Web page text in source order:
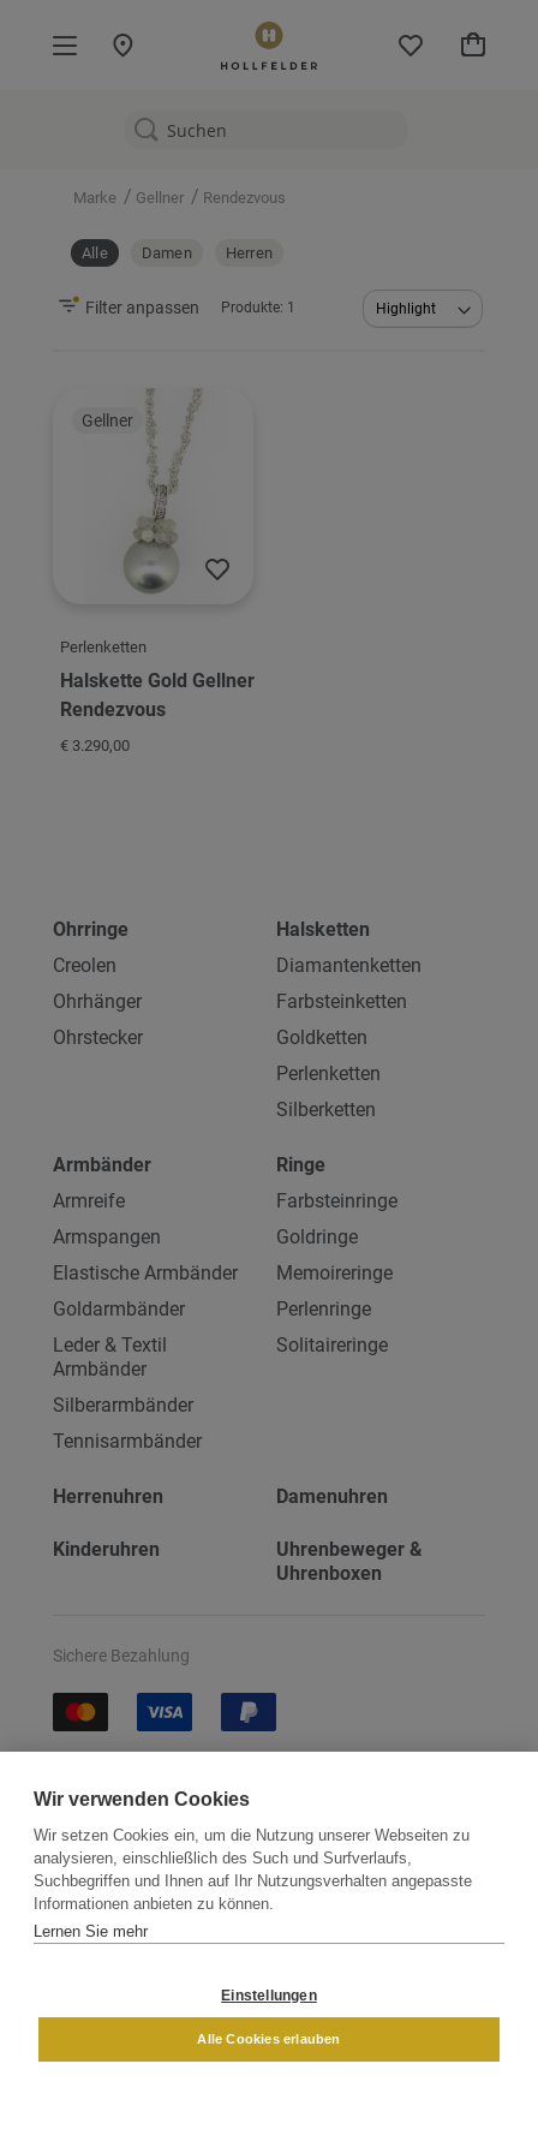
Mein
Marke / Gellner / Rendezvous
Alle Damen Herren
Produkte: 1
Gellner
Perlenketten
Halskette Gold Gellner
Rendezvous
€ 3.290,00
Filter anpassen
Ohrringe
Creolen
Ohrhänger
Ohrstecker
Halsketten
Diamantenketten
Farbsteinketten
Goldketten
Perlenketten
Silberketten
Armbänder
Armreife
Armspangen
Elastische Armbänder
Goldarmbänder
Leder & Textil
Armbänder
Silberarmbänder
Tennisarmbänder
Ringe
Farbsteinringe
Goldringe
Memoireringe
Perlenringe
Solitaireringe
Herrenuhren Damenuhren
Kinderuhren
Uhrenbeweger &
Uhrenboxen
Sichere Bezahlung
Kontakt Newsletter Partner
Versand
DAMEN
Wir verwenden Cookies
Wir setzen Cookies ein, um die Nutzung unserer Webseiten zu
analysieren, einschließlich des Such und Surfverlaufs,
Suchbegriffen und Ihnen auf Ihr Nutzungsverhalten angepasste
Informationen anbieten zu können.
Lernen Sie mehr
Einstellungen
Alle Cookies erlauben